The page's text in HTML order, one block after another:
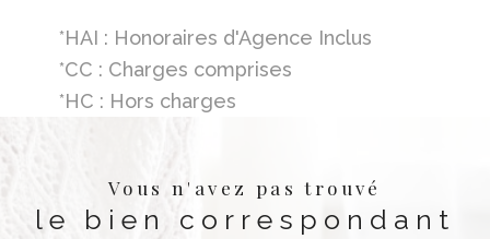
*HAI : Honoraires d'Agence Inclus
*CC : Charges comprises
*HC : Hors charges
Vous n'avez pas trouvé
le bien correspondant